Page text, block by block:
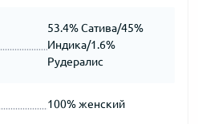
53.4% Сатива/45%
Индика/1.6%
Рудералис
100% женский